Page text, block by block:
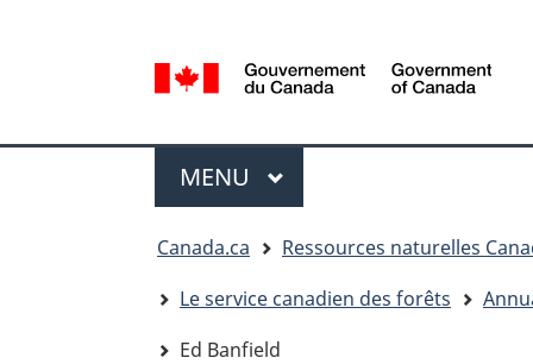
de
la
Government
MENU PRINCIPAL
Canada.ca
Ressources naturelles
Le service canadien des forêts
Ed Banfield